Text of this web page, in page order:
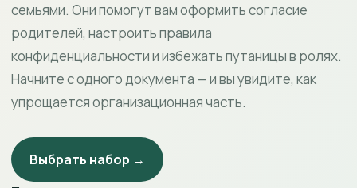
семьями. Они помогут вам оформить согласие
родителей, настроить правила
конфиденциальности и избежать путаницы в ролях.
Начните с одного документа — и вы увидите, как
упрощается организационная часть.
Выбрать набор →